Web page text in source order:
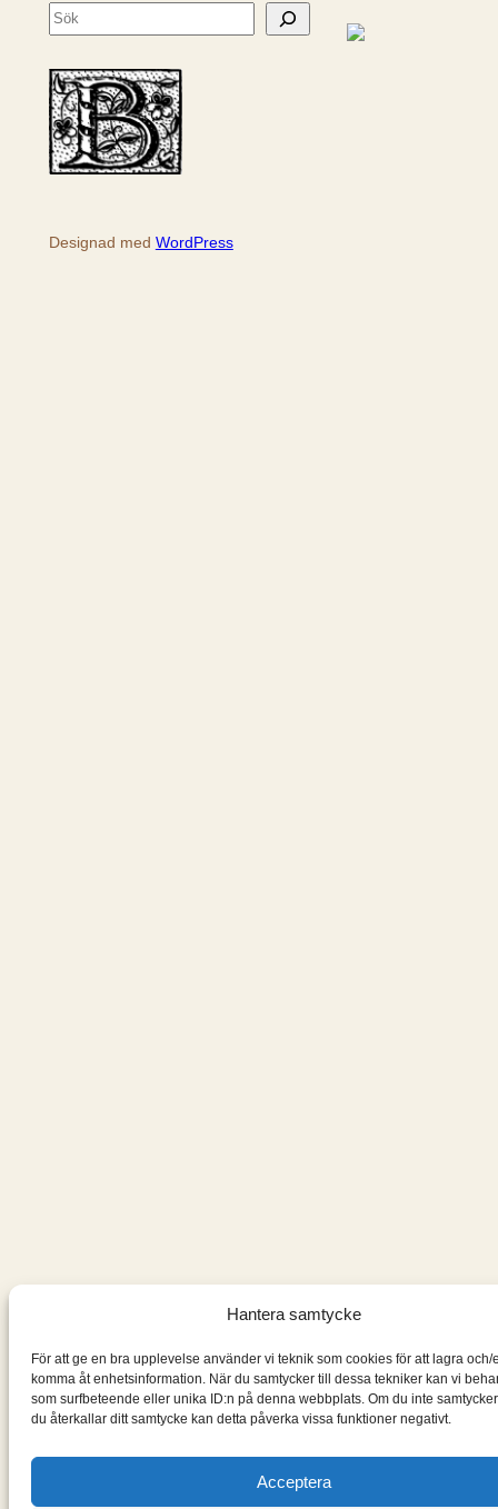
Hantera samtycke
För att ge en bra upplevelse använder vi teknik som cookies för att lagra och/
komma åt enhetsinformation. När du samtycker till dessa tekniker kan vi
som surfbeteende eller unika ID:n på denna webbplats. Om du inte
du återkallar ditt samtycke kan detta påverka vissa funktioner negativt.
Acceptera
S
k
Designad med WordPress